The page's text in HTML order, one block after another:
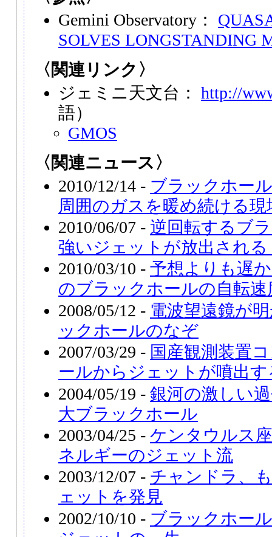
Gemini Observatory：
SOLVES LONGSTANDING
〈関連リンク〉
ジェミニ天文台： http://
語）
GMOS
〈関連ニュース〉
2010/12/14 - ブラックホー
周囲のガスを暖め続ける現
2010/06/07 - 逆回転するブ
強いジェットが放出される
2010/03/10 - 予想よりも遅
のブラックホールの自転速
2008/05/12 - 電波望遠鏡が
ックホールのなぞ
2007/03/29 - 国産観測装置
ールからジェットが噴出
2004/05/19 - 銀河の激しい
大ブラックホール
2003/04/25 - ケンタウルス
ネルギーのジェット流
2003/12/07 - チャンドラ、
ェットを発見
2002/10/10 - ブラックホー